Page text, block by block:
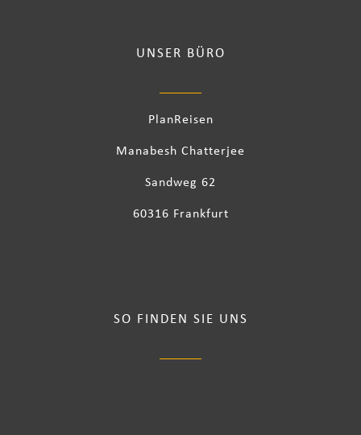
UNSER BÜRO
PlanReisen
Manabesh Chatterjee
Sandweg 62
60316 Frankfurt
SO FINDEN SIE UNS